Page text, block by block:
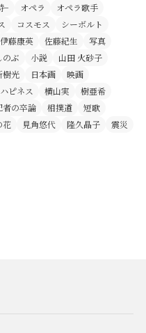
− オペラ
オペラ歌手
コスモス
シーボルト
伊藤康英 佐藤紀生
写真
のぶ 小説
山田 火砂子
樹光 日本画
映画
ピネス 横山実
樹亜希
者の卒論 相撲道
短歌
花 見角悠代 隆久晶子
震災